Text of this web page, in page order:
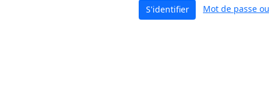
S'identifier Mot de passe